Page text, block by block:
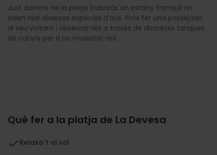
Just darrere de la platja trobaràs un estany tranquil on
solen niar diverses espècies d’aus. Pots fer una passejada
al seu voltant i observar-les a través de discretes tanques
de canyís per a no molestar-les.
Què fer a la platja de La Devesa
Relaxa't al sol